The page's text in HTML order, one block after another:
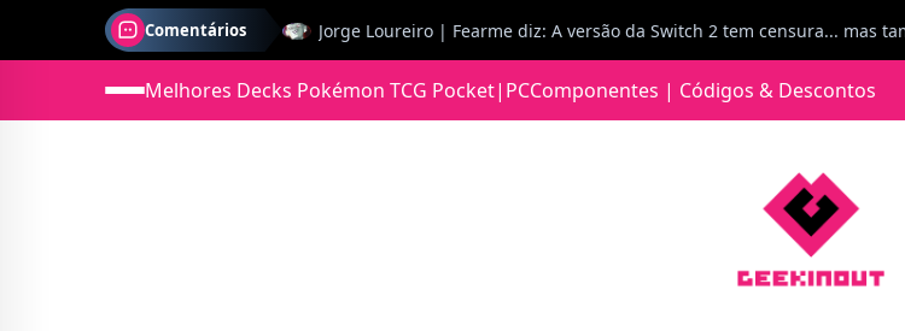
Comentários
Jonas diz: Estou seriamente com vontade para comprar para a Switch 2 :P
Melhores Decks Pokémon TCG Pocket| PCComponentes | Códigos & Descontos